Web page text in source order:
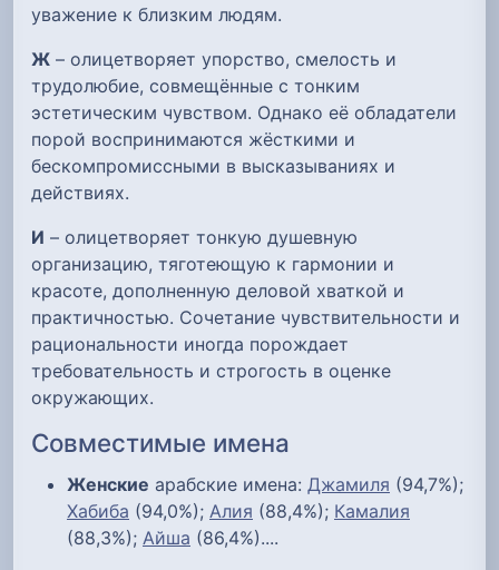
уважение к близким людям.
Ж – олицетворяет упорство, смелость и
трудолюбие, совмещённые с тонким
эстетическим чувством. Однако её обладатели
порой воспринимаются жёсткими и
бескомпромиссными в высказываниях и
действиях.
И – олицетворяет тонкую душевную
организацию, тяготеющую к гармонии и
красоте, дополненную деловой хваткой и
практичностью. Сочетание чувствительности и
рациональности иногда порождает
требовательность и строгость в оценке
окружающих.
Совместимые имена
Женские арабские имена: Джамиля (94,7%);
Хабиба (94,0%); Алия (88,4%); Камалия
(88,3%); Айша (86,4%)....